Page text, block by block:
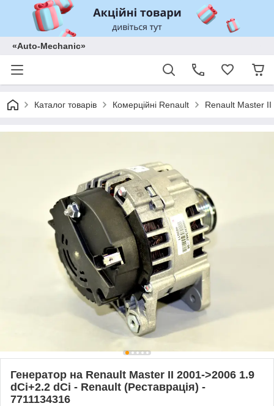
«Auto-Mechanic»
Каталог товарів Комерційні Renault Renault Master
Генератор на Renault Master II 2001->2006 1.9
dCi+2.2 dCi - Renault (Реставрація) -
7711134316